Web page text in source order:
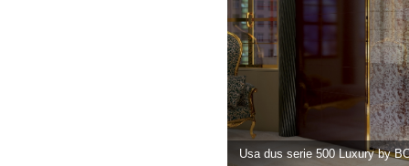
Usa dus serie 500 Luxury by